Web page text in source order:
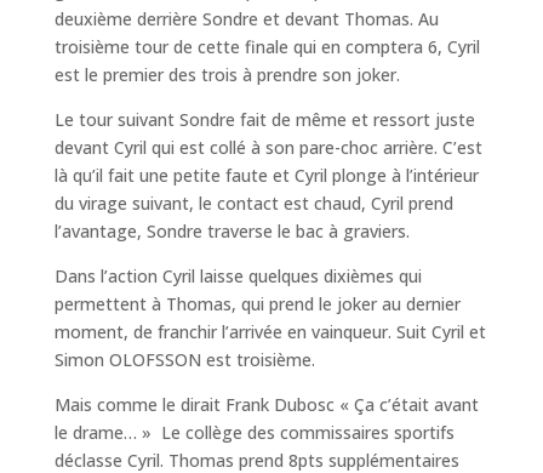
deuxième derrière Sondre et devant Thomas. Au
troisième tour de cette finale qui en comptera 6, Cyril
est le premier des trois à prendre son joker.
Le tour suivant Sondre fait de même et ressort juste
devant Cyril qui est collé à son pare-choc arrière. C’est
là qu’il fait une petite faute et Cyril plonge à l’intérieur
du virage suivant, le contact est chaud, Cyril prend
l’avantage, Sondre traverse le bac à graviers.
Dans l’action Cyril laisse quelques dixièmes qui
permettent à Thomas, qui prend le joker au dernier
moment, de franchir l’arrivée en vainqueur. Suit Cyril et
Simon OLOFSSON est troisième.
Mais comme le dirait Frank Dubosc « Ça c’était avant
le drame… » Le collège des commissaires sportifs
déclasse Cyril. Thomas prend 8pts supplémentaires